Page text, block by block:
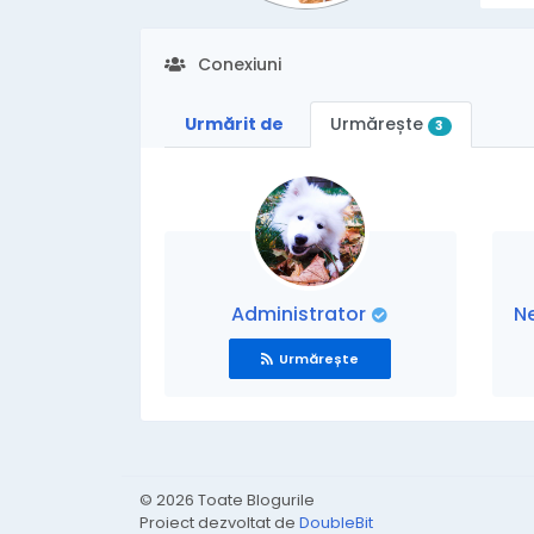
Conexiuni
Urmărit de Urmărește 3
Administrator
Urmărește
© 2026 Toate Blogurile
Proiect dezvoltat de DoubleBit